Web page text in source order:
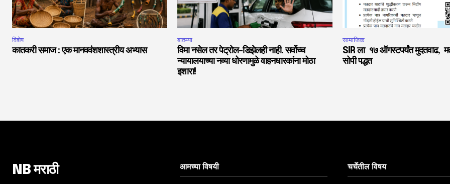
विशेष
कातकरी समाज : एक मानववंशशास्त्रीय अभ्यास
बातम्या
विमा नसेल तर पेट्रोल-डिझेलही नाही. सर्वोच्च
न्यायालयाच्या नव्या धोरणामुळे वाहनधारकांना मोठा
इशारा!
सामाजिक
SIR ला १७ ऑगस्टपर्यंत मुदतवाढ,
सोपी पद्धत
NB मराठी आमच्या विषयी चर्चेतील विषय